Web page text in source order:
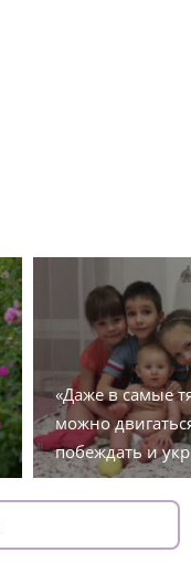
«Даже в самые
можно
побеждать и